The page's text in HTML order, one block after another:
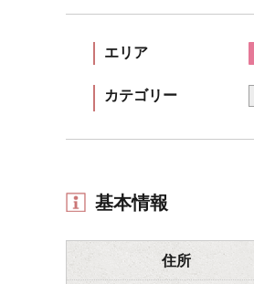
エリア
カテゴリー
基本情報
住所